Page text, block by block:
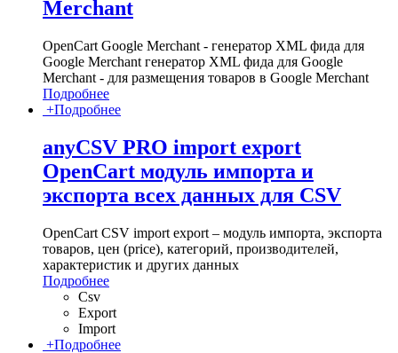
Merchant
OpenCart Google Merchant - генератор XML фида для
Google Merchant генератор XML фида для Google
Merchant - для размещения товаров в Google Merchant
Подробнее
+Подробнее
anyCSV PRO import export
OpenCart модуль импорта и
экспорта всех данных для CSV
OpenCart CSV import export – модуль импорта, экспорта
товаров, цен (price), категорий, производителей,
характеристик и других данных
Подробнее
Csv
Export
Import
+Подробнее